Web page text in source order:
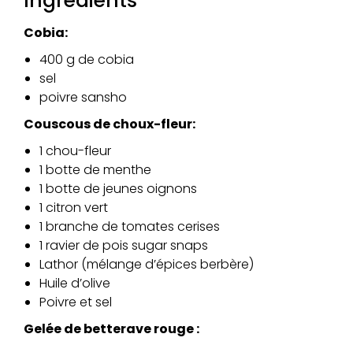
Cobia:
400 g de cobia
sel
poivre sansho
Couscous de choux-fleur:
1 chou-fleur
1 botte de menthe
1 botte de jeunes oignons
1 citron vert
1 branche de tomates cerises
1 ravier de pois sugar snaps
Lathor (mélange d’épices berbère)
Huile d’olive
Poivre et sel
Gelée de betterave rouge :